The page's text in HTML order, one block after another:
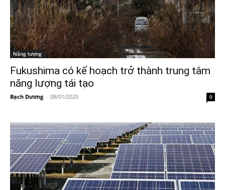
Năng lượng
Fukushima có kế hoạch trở thành trung tâm
năng lượng tái tạo
Bạch Dương - 08/01/2020 0